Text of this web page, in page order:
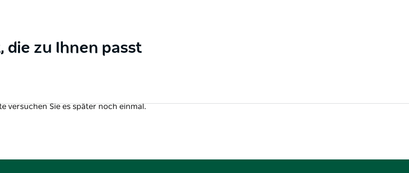
die zu Ihnen passt
versuchen Sie es später noch einmal.